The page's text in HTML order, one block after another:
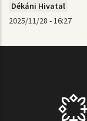
Dékáni Hivatal
2025/11/28 - 16:27